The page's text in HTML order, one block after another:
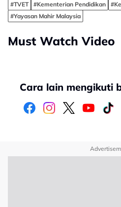
#TVET #Kementerian Pendidikan
#Yayasan Mahir Malaysia
Must Watch Video
Cara lain mengikuti